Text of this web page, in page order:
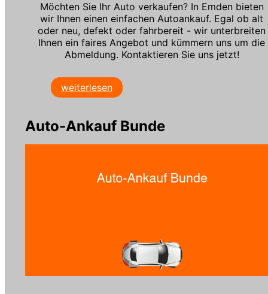
Möchten Sie Ihr Auto verkaufen? In Emden bieten
wir Ihnen einen einfachen Autoankauf. Egal ob alt
oder neu, defekt oder fahrbereit - wir unterbreiten
Ihnen ein faires Angebot und kümmern uns um die
Abmeldung. Kontaktieren Sie uns jetzt!
weiterlesen
Auto-Ankauf Bunde